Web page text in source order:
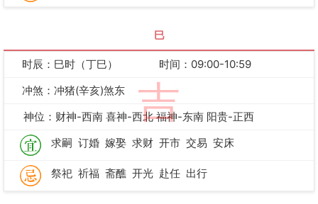
巳
吉
时辰：巳时（丁巳）
时间：09:00-10:59
冲煞：冲猪(辛亥)煞东
神位：财神-西南 喜神-西北 福神-东南 阳贵-正西
求嗣 订婚 嫁娶 求财 开市 交易 安床
祭祀 祈福 斋醮 开光 赴任 出行